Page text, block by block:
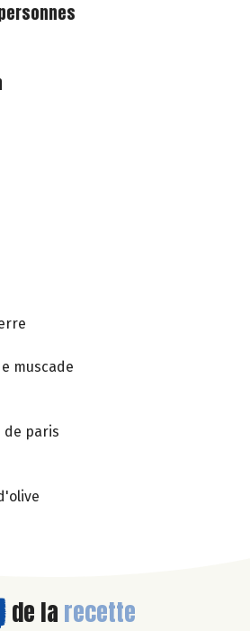
muscade
de paris
de la recette